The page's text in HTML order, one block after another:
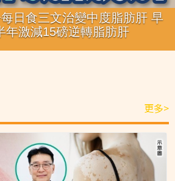
日食三文治變中度脂肪肝 早
年激減15磅逆轉脂肪肝
更多>